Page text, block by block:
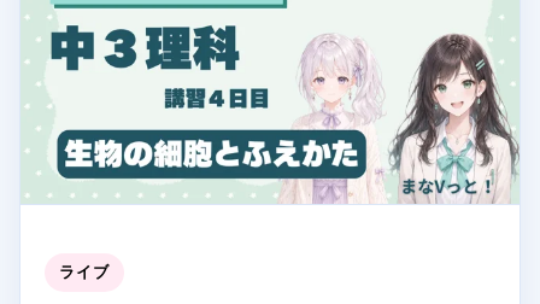
えきれていない人
・公式は覚えてみたけど実際の問題でうまく使えな
▼オンライン塾 まなVっと！
自宅から参加できるオンライン塾です。夏期講習はク
ーポン適用で完全無料受講できます！
詳細・お申し込みはこちら
ライブ